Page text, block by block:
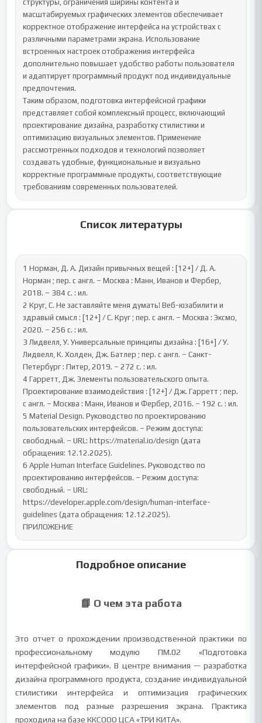
структуры, ограничения ширины контента и
масштабируемых графических элементов обеспечивает
корректное отображение интерфейса на устройствах с
различными параметрами экрана. Использование
встроенных настроек отображения интерфейса
дополнительно повышает удобство работы пользователя
и адаптирует программный продукт под индивидуальные
предпочтения.
Таким образом, подготовка интерфейсной графики
представляет собой комплексный процесс, включающий
проектирование дизайна, разработку стилистики и
оптимизацию визуальных элементов. Применение
рассмотренных подходов и технологий позволяет
создавать удобные, функциональные и визуально
корректные программные продукты, соответствующие
требованиям современных пользователей.
Список литературы
1 Норман, Д. А. Дизайн привычных вещей : [12+] / Д. А.
Норман ; пер. с англ. – Москва : Манн, Иванов и Фербер,
2018. – 384 с. : ил.
2 Круг, С. Не заставляйте меня думать! Веб-юзабилити и
здравый смысл : [12+] / С. Круг ; пер. с англ. – Москва : Эксмо,
2020. – 256 с. : ил.
3 Лидвелл, У. Универсальные принципы дизайна : [16+] / У.
Лидвелл, К. Холден, Дж. Батлер ; пер. с англ. – Санкт-
Петербург : Питер, 2019. – 272 с. : ил.
4 Гарретт, Дж. Элементы пользовательского опыта.
Проектирование взаимодействия : [12+] / Дж. Гарретт ; пер.
с англ. – Москва : Манн, Иванов и Фербер, 2016. – 192 с. : ил.
5 Material Design. Руководство по проектированию
пользовательских интерфейсов. – Режим доступа:
свободный. – URL: https://material.io/design (дата
обращения: 12.12.2025).
6 Apple Human Interface Guidelines. Руководство по
проектированию интерфейсов. – Режим доступа:
свободный. – URL:
https://developer.apple.com/design/human-interface-
guidelines (дата обращения: 12.12.2025).
ПРИЛОЖЕНИЕ
Подробное описание
📘 О чем эта работа
Это отчет о прохождении производственной практики по
профессиональному модулю ПМ.02 «Подготовка
интерфейсной графики». В центре внимания — разработка
дизайна программного продукта, создание индивидуальной
стилистики интерфейса и оптимизация графических
элементов под разные разрешения экрана. Практика
проходила на базе ККСООО ЦСА «ТРИ КИТА».